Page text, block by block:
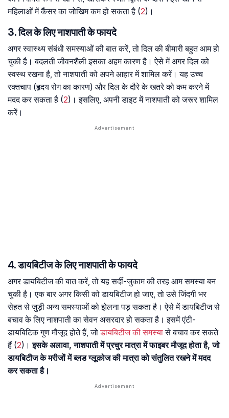
महिलाओं में कैंसर का जोखिम कम हो सकता है (2)।
3. दिल के लिए नाशपाती के फायदे
अगर स्वास्थ्य संबंधी समस्याओं की बात करें, तो दिल की बीमारी बहुत आम हो
चुकी है। बदलती जीवनशैली इसका अहम कारण है। ऐसे में अगर दिल को
स्वस्थ रखना है, तो नाशपाती को अपने आहार में शामिल करें। यह उच्च
रक्तचाप (हृदय रोग का कारण) और दिल के दौरे के खतरे को कम करने में
मदद कर सकता है (2)। इसलिए, अपनी डाइट में नाशपाती को जरूर शामिल
करें।
4. डायबिटीज के लिए नाशपाती के फायदे
अगर डायबिटीज की बात करें, तो यह सर्दी-जुकाम की तरह आम समस्या बन
चुकी है। एक बार अगर किसी को डायबिटीज हो जाए, तो उसे जिंदगी भर
सेहत से जुड़ी अन्य समस्याओं को झेलना पड़ सकता है। ऐसे में डायबिटीज से
बचाव के लिए नाशपाती का सेवन असरदार हो सकता है। इसमें एंटी-
डायबिटिक गुण मौजूद होते हैं, जोडायबिटीज की समस्यासे बचाव कर सकते
हैं (2)।इसके अलावा, नाशपाती में प्रचुर मात्रा में फाइबर मौजूद होता है, जो
डायबिटीज के मरीजों में ब्लड ग्लूकोज की मात्रा को संतुलित रखने में मदद
कर सकता है।